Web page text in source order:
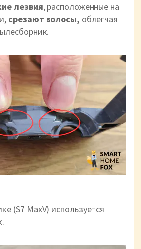
лезвия, расположенные на
срезают волосы, облегчая
(S7 MaxV) используется